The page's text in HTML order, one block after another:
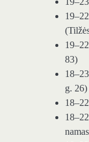
83)
g. 26)